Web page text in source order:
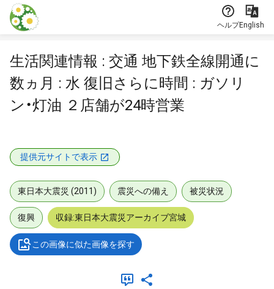
本文に飛ぶ
ヘルプEnglish
生活関連情報 : 交通 地下鉄全線開通に
数ヵ月 : 水 復旧さらに時間 : ガソリ
ン・灯油 ２店舗が24時営業
提供元サイトで表示
東日本大震災 (2011) 震災への備え 被災状況
復興 収録:東日本大震災アーカイブ宮城
この画像に似た画像を探す